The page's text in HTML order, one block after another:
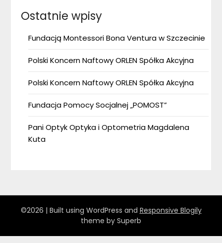
Ostatnie wpisy
Fundacją Montessori Bona Ventura w Szczecinie
Polski Koncern Naftowy ORLEN Spółka Akcyjna
Polski Koncern Naftowy ORLEN Spółka Akcyjna
Fundacja Pomocy Socjalnej „POMOST”
Pani Optyk Optyka i Optometria Magdalena
Kuta
©2026 | Built using WordPress and Responsive Blogily
theme by Superb